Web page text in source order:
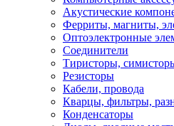
Акустические
Ферриты, магниты,
Оптоэлектронные
Соединители
Тиристоры,
Резисторы
Кабели, провода
Кварцы, фильтры,
Конденсаторы